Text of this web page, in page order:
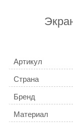
Артикул
Страна
Бренд
Материал